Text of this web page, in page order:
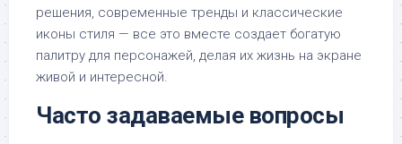
решения, современные тренды и классические
иконы стиля — все это вместе создает богатую
палитру для персонажей, делая их жизнь на экране
живой и интересной.
Часто задаваемые вопросы